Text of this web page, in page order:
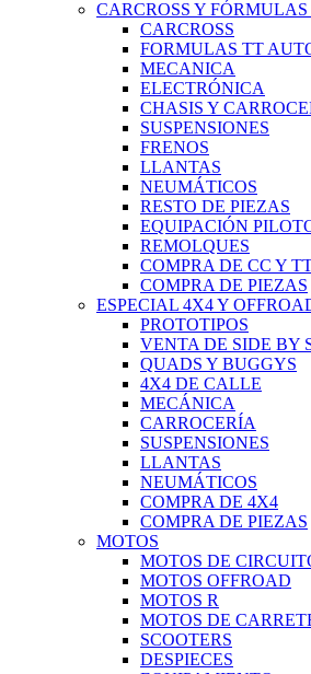
CARCROSS Y
CARCROSS
FORMULAS TT
MECANICA
ELECTRÓNICA
CHASIS Y
SUSPENSIONES
FRENOS
LLANTAS
NEUMÁTICOS
RESTO DE PIEZAS
EQUIPACIÓN
REMOLQUES
COMPRA DE CC Y
COMPRA DE PIEZAS
ESPECIAL 4X4 Y
PROTOTIPOS
VENTA DE SIDE BY
QUADS Y BUGGYS
4X4 DE CALLE
MECÁNICA
CARROCERÍA
SUSPENSIONES
LLANTAS
NEUMÁTICOS
COMPRA DE 4X4
COMPRA DE PIEZAS
MOTOS
MOTOS DE
MOTOS OFFROAD
MOTOS R
MOTOS DE
SCOOTERS
DESPIECES